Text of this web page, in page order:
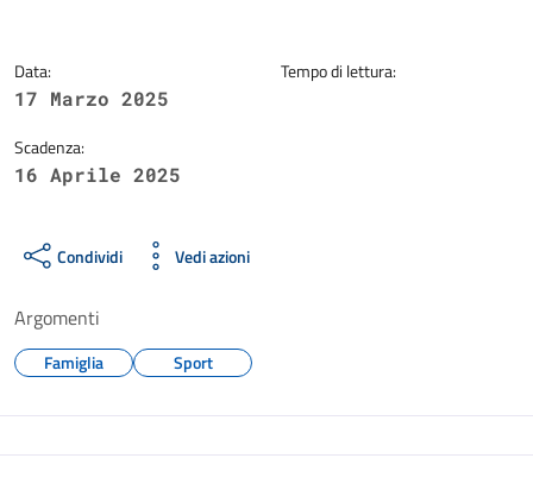
Data:
17 Marzo 2025
Scadenza:
16 Aprile 2025
Tempo di lettura:
Condividi Vedi azioni
Argomenti
Famiglia Sport